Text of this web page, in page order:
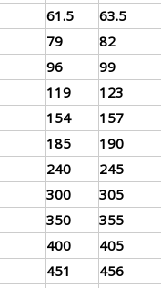
61.5 63.5
79 82
96 99
119 123
154 157
185 190
240 245
300 305
350 355
400 405
451 456